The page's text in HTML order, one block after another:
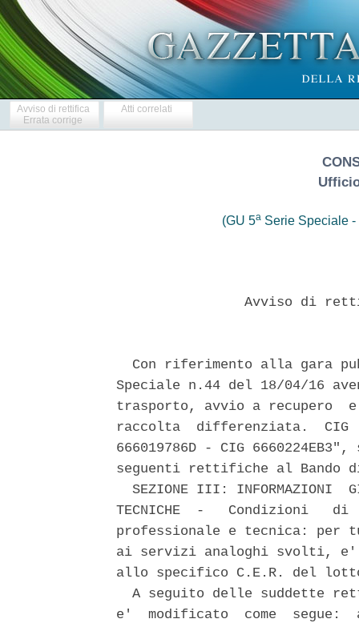
Avviso di rettifica
Errata corrige
Atti correlati
(GU 5aSerie Speciale -
Avviso di
Con riferimento alla gara
Speciale n.44 del 18/04/16
trasporto, avvio a recupero
raccolta  differenziata.  CIG
666019786D - CIG
seguenti rettifiche al Bando
SEZIONE III: INFORMAZIONI
TECNICHE  -   Condizioni
professionale e tecnica:
ai servizi analoghi svolti,
allo specifico C.E.R. del
A seguito delle suddette
e'  modificato  come